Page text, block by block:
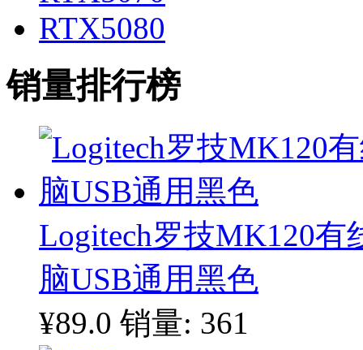
RTX5080
销量排行榜
Logitech罗技MK120
脑USB通用黑色
¥89.0 销量: 361